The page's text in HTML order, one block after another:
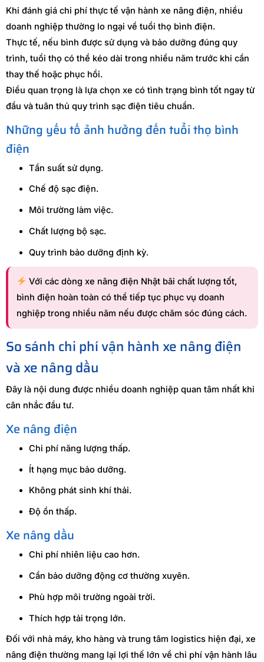
Khi đánh giá chi phí thực tế vận hành xe nâng điện, nhiều
doanh nghiệp thường lo ngại về tuổi thọ bình điện.
Thực tế, nếu bình được sử dụng và bảo dưỡng đúng quy
trình, tuổi thọ có thể kéo dài trong nhiều năm trước khi cần
thay thế hoặc phục hồi.
Điều quan trọng là lựa chọn xe có tình trạng bình tốt ngay từ
đầu và tuân thủ quy trình sạc điện tiêu chuẩn.
Những yếu tố ảnh hưởng đến tuổi thọ bình
điện
Tần suất sử dụng.
Chế độ sạc điện.
Môi trường làm việc.
Chất lượng bộ sạc.
Quy trình bảo dưỡng định kỳ.
Với các dòng xe nâng điện Nhật bãi chất lượng tốt,
bình điện hoàn toàn có thể tiếp tục phục vụ doanh
nghiệp trong nhiều năm nếu được chăm sóc đúng cách.
So sánh chi phí vận hành xe nâng điện
và xe nâng dầu
Đây là nội dung được nhiều doanh nghiệp quan tâm nhất khi
cân nhắc đầu tư.
Xe nâng điện
Chi phí năng lượng thấp.
Ít hạng mục bảo dưỡng.
Không phát sinh khí thải.
Độ ồn thấp.
Xe nâng dầu
Chi phí nhiên liệu cao hơn.
Cần bảo dưỡng động cơ thường xuyên.
Phù hợp môi trường ngoài trời.
Thích hợp tải trọng lớn.
Đối với nhà máy, kho hàng và trung tâm logistics hiện đại, xe
nâng điện thường mang lại lợi thế lớn về chi phí vận hành lâu